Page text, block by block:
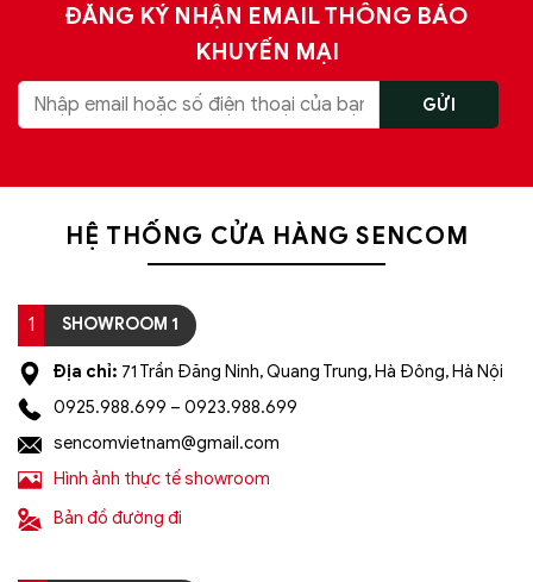
ĐĂNG KÝ NHẬN EMAIL THÔNG BÁO
KHUYẾN MẠI
HỆ THỐNG CỬA HÀNG SENCOM
1 SHOWROOM 1
Địa chỉ: 71 Trần Đăng Ninh, Quang Trung, Hà Đông, Hà Nội
0925.988.699 – 0923.988.699
sencomvietnam@gmail.com
Hình ảnh thực tế showroom
Bản đồ đường đi